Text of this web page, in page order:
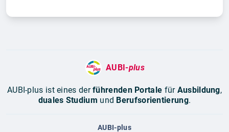
AUBI-plus
AUBI-plus ist eines derführenden Portale für Ausbildung,
duales Studium und Berufsorientierung.
AUBI-plus